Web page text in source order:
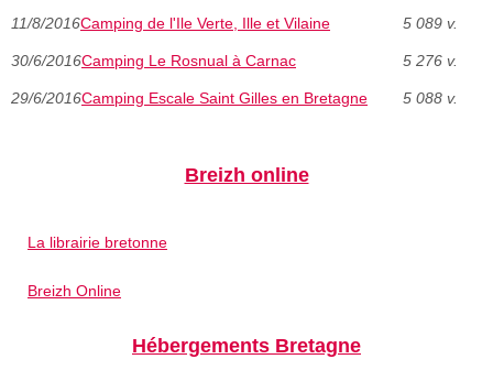
11/8/2016Camping de l'Ile Verte, Ille et Vilaine 5 089 v.
30/6/2016Camping Le Rosnual à Carnac 5 276 v.
29/6/2016Camping Escale Saint Gilles en Bretagne 5 088 v.
Breizh online
La librairie bretonne
Breizh Online
Hébergements Bretagne